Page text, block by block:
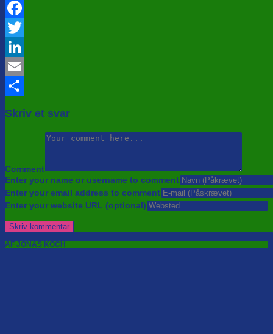
Facebook
Twitter
LinkedIn
Email
Skriv et svar
Comment
Enter your name or username to comment
Enter your email address to comment
Enter your website URL (optional)
AF JONAS KOCH